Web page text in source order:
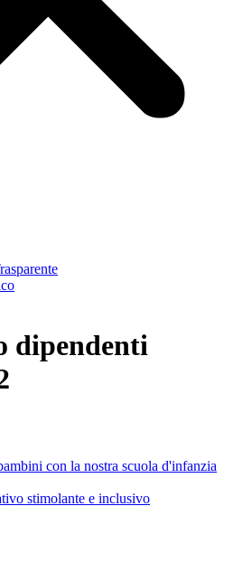
dipendenti
con la nostra scuola d'infanzia
stimolante e inclusivo